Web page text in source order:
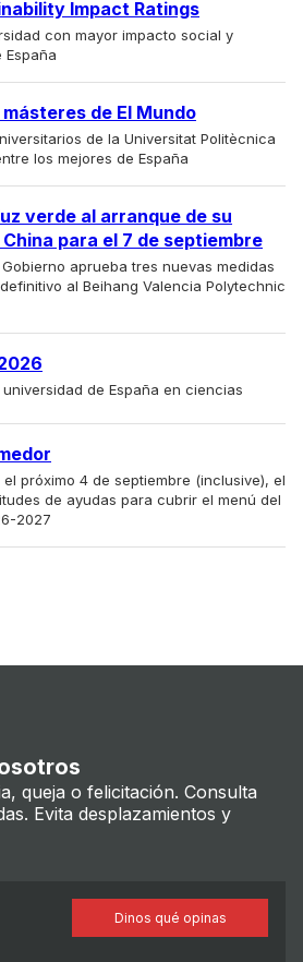
Impact Ratings
con mayor impacto social y
másteres de El Mundo
de la Universitat Politècnica
los mejores de España
verde al arranque de su
para el 7 de septiembre
aprueba tres nuevas medidas
al Beihang Valencia Polytechnic
universidad de España en ciencias
próximo 4 de septiembre (inclusive), el
de ayudas para cubrir el menú del
2027
queja o felicitación. Consulta
Evita desplazamientos y
Dinos qué opinas